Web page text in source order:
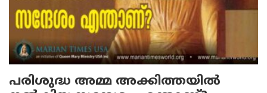
പരിശുദ്ധ അമ്മ അക്കിത്തയില്‍